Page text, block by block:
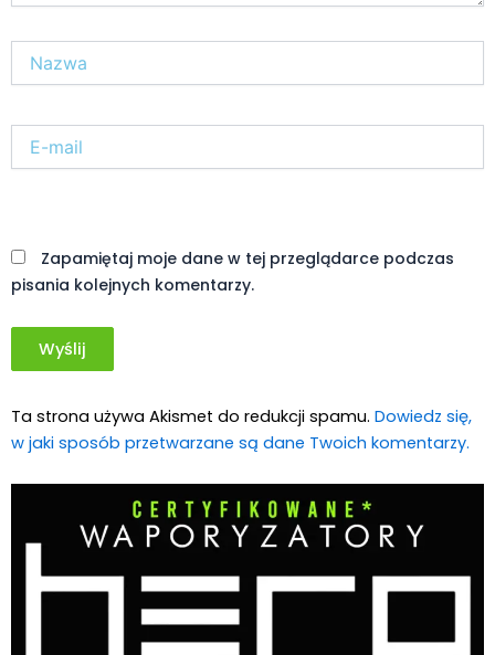
Nazwa*
mail*
Zapamiętaj moje dane w tej przeglądarce podczas
pisania kolejnych komentarzy.
Ta strona używa Akismet do redukcji spamu. Dowiedz się,
w jaki sposób przetwarzane są dane Twoich komentarzy.